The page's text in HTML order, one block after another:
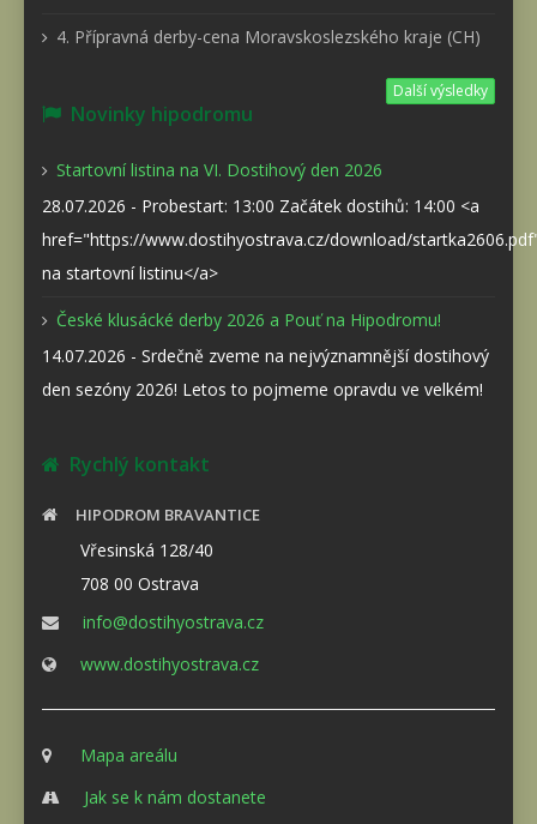
4. Přípravná derby-cena Moravskoslezského kraje (CH)
Další výsledky
Novinky hipodromu
Startovní listina na VI. Dostihový den 2026
28.07.2026 - Probestart: 13:00 Začátek dostihů: 14:00 <a
href="https://www.dostihyostrava.cz/download/
na startovní listinu</a>
České klusácké derby 2026 a Pouť na Hipodromu!
14.07.2026 - Srdečně zveme na nejvýznamnější dostihový
den sezóny 2026! Letos to pojmeme opravdu ve velkém!
Rychlý kontakt
HIPODROM BRAVANTICE
Vřesinská 128/40
708 00 Ostrava
info@dostihyostrava.cz
www.dostihyostrava.cz
Mapa areálu
Jak se k nám dostanete